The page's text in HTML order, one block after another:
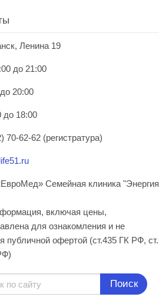
Ленина 19
до 21:00
20:00
до 18:00
70-62-62 (регистратура)
Семейная клиника "Энергия
включая цены,
для ознакомления и не
публичной офертой (ст.435 ГК РФ, cт.
Поиск